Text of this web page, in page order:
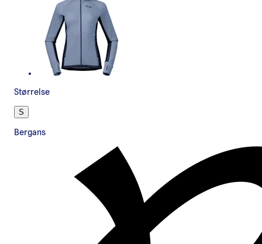
Størrelse
S
Bergans